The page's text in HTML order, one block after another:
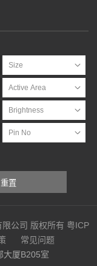
重置
公司 版权所有 粤ICP
常见问题
大厦B205室